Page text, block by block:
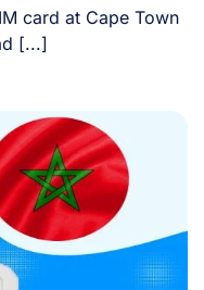
card at Cape Town
[...]